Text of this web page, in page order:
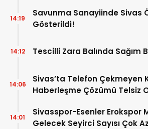
Savunma Sanayiinde Sivas
Gösterildi!
14:19
Tescilli Zara Balında Sağım
14:12
Sivas’ta Telefon Çekmeyen
Haberleşme Çözümü Telsiz
14:06
Sivasspor-Esenler Erokspor
Gelecek Seyirci Sayısı Çok
14:01